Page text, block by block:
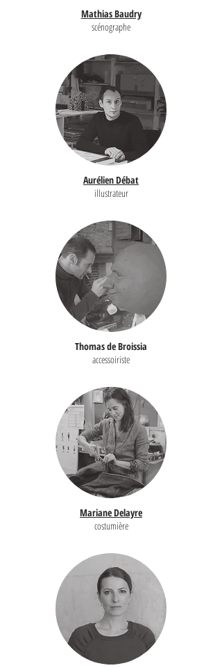
Mathias Baudry
scénographe
Aurélien Débat
illustrateur
Thomas de Broissia
accessoiriste
Mariane Delayre
costumière